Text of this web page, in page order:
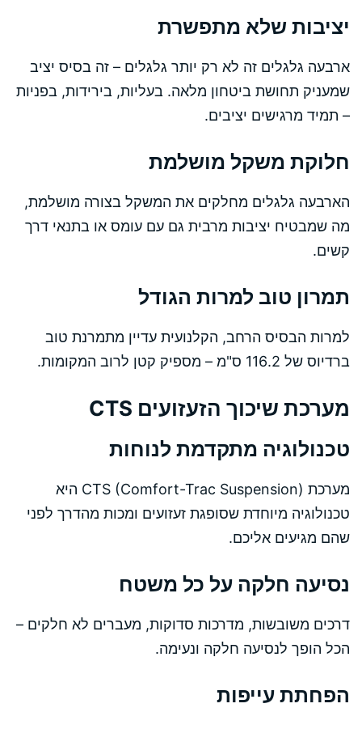
יציבות שלא מתפשרת
ארבעה גלגלים זה לא רק יותר גלגלים – זה בסיס יציב
שמעניק תחושת ביטחון מלאה. בעליות, בירידות, בפניות
– תמיד מרגישים יציבים.
חלוקת משקל מושלמת
הארבעה גלגלים מחלקים את המשקל בצורה מושלמת,
מה שמבטיח יציבות מרבית גם עם עומס או בתנאי דרך
קשים.
תמרון טוב למרות הגודל
למרות הבסיס הרחב, הקלנועית עדיין מתמרנת טוב
ברדיוס של 116.2 ס"מ – מספיק קטן לרוב המקומות.
מערכת שיכוך הזעזועים CTS
טכנולוגיה מתקדמת לנוחות
מערכת CTS (Comfort-Trac Suspension) היא
טכנולוגיה מיוחדת שסופגת זעזועים ומכות מהדרך לפני
שהם מגיעים אליכם.
נסיעה חלקה על כל משטח
דרכים משובשות, מדרכות סדוקות, מעברים לא חלקים –
הכל הופך לנסיעה חלקה ונעימה.
הפחתת עייפות